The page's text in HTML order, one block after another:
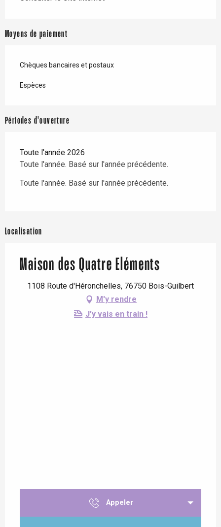
Moyens de paiement
Chèques bancaires et postaux
Espèces
Périodes d'ouverture
Toute l'année 2026
Toute l'année. Basé sur l'année précédente.
Toute l'année. Basé sur l'année précédente.
Localisation
Maison des Quatre Eléments
1108 Route d'Héronchelles, 76750 Bois-Guilbert
M'y rendre
J'y vais en train !
Appeler